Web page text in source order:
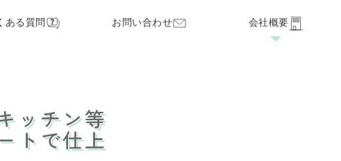
土地
ある質問 お問い合わせ 会社概要
募集
ッチン等
トで仕上